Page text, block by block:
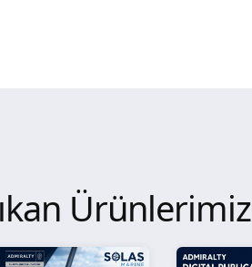
Ürünlerimiz